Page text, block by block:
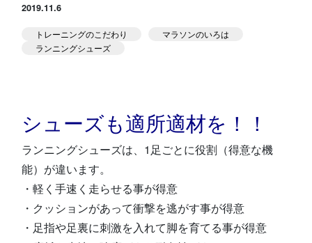
アクセス 問い合せ よくある質問
体験予約する
2019.11.6
トレーニングのこだわり
マラソンのいろは
ランニングシューズ
シューズも適所適材を！！
ランニングシューズは、1足ごとに役割（得意な機
能）が違います。
・軽く手速く走らせる事が得意
・クッションがあって衝撃を逃がす事が得意
・足指や足裏に刺激を入れて脚を育てる事が得意